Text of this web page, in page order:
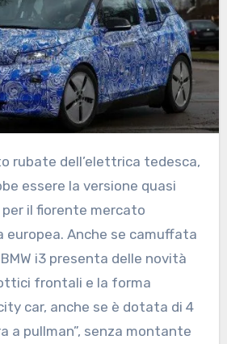
essere la versione quasi
il fiorente mercato
europea. Anche se camuffata
i3 presenta delle novità
frontali e la forma
car, anche se è dotata di 4
a pullman”, senza montante